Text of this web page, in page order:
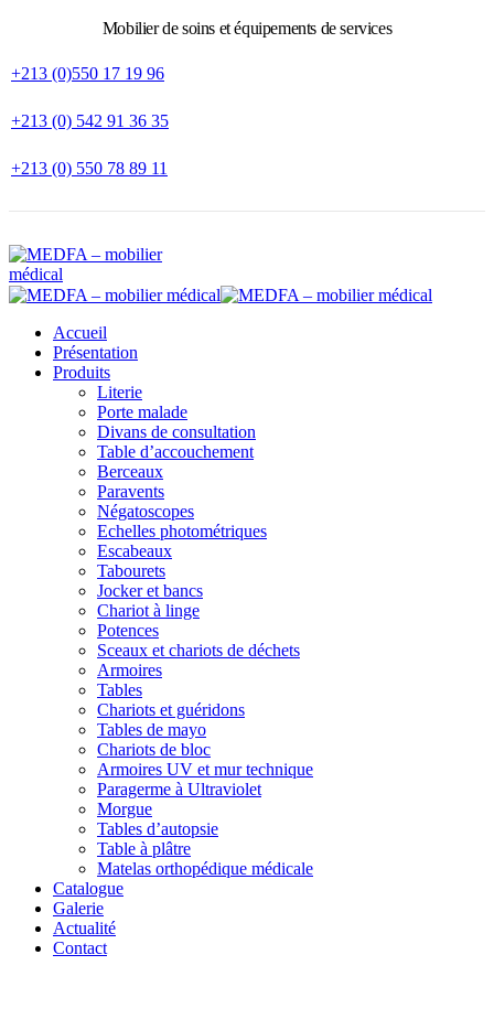
Mobilier de soins et équipements de services
+213 (0)550 17 19 96
+213 (0) 542 91 36 35
+213 (0) 550 78 89 11
Accueil
Présentation
Produits
Literie
Porte malade
Divans de consultation
Table d’accouchement
Berceaux
Paravents
Négatoscopes
Echelles photométriques
Escabeaux
Tabourets
Jocker et bancs
Chariot à linge
Potences
Sceaux et chariots de déchets
Armoires
Tables
Chariots et guéridons
Tables de mayo
Chariots de bloc
Armoires UV et mur technique
Paragerme à Ultraviolet
Morgue
Tables d’autopsie
Table à plâtre
Matelas orthopédique médicale
Catalogue
Galerie
Actualité
Contact